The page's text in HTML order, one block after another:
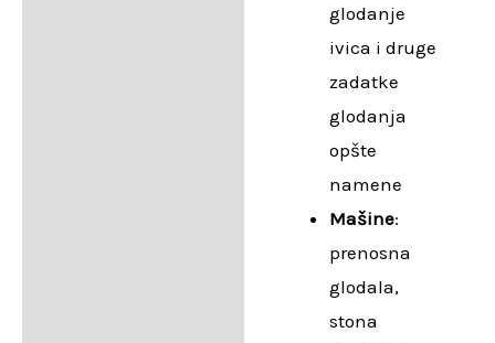
glodanje
ivica i druge
zadatke
glodanja
opšte
namene
Mašine:
prenosna
glodala,
stona